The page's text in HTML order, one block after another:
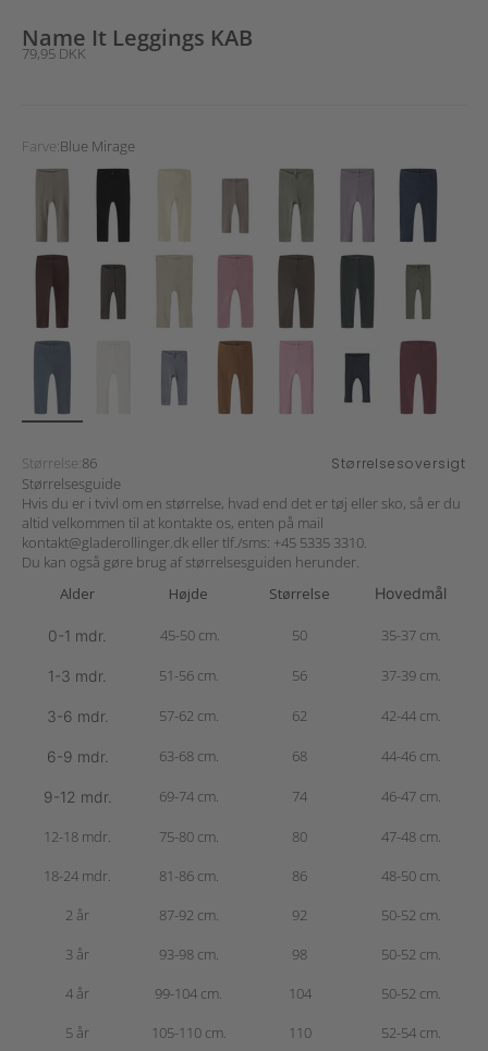
Name It Leggings KAB
Salgspris
79,95 DKK
Farve:Blue Mirage
Størrelse:86 Størrelsesoversigt
Størrelsesguide
Hvis du er i tvivl om en størrelse, hvad end det er tøj eller sko, så er du
altid velkommen til at kontakte os, enten på mail
kontakt@gladerollinger.dk eller tlf./sms: +45 5335 3310.
Du kan også gøre brug af størrelsesguiden herunder.
Alder
Højde Størrelse Hovedmål
0-1 mdr. 45-50 cm. 50 35-37 cm.
1-3 mdr. 51-56 cm. 56 37-39 cm.
3-6 mdr. 57-62 cm. 62 42-44 cm.
6-9 mdr. 63-68 cm. 68 44-46 cm.
9-12 mdr. 69-74 cm. 74 46-47 cm.
12-18 mdr. 75-80 cm. 80
47-48 cm.
18-24 mdr.
81-86 cm. 86
48-50 cm.
2 år
87-92 cm. 92
50-52 cm.
3 år
93-98 cm. 98
50-52 cm.
4 år
99-104 cm. 104
50-52 cm.
5 år
105-110 cm. 110
52-54 cm.